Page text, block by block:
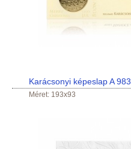
Karácsonyi képeslap A 983
Méret: 193x93